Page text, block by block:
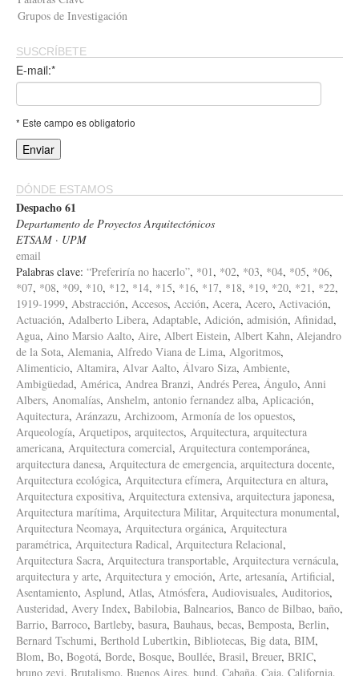
Grupos de Investigación
SUSCRÍBETE
E-mail:*
* Este campo es obligatorio
DÓNDE ESTAMOS
Despacho 61
Departamento de Proyectos Arquitectónicos
ETSAM · UPM
email
Palabras clave: “Preferiría no hacerlo”, *01 , *02, *03, *04, *05, *06,
*07, *08, *09, *10, *12, *14, *15, *16, *17, *18, *19, *20, *21 , *22,
1919-1999, Abstracción, Accesos, Acción, Acera, Acero, Activación,
Actuación, Adalberto Libera, Adaptable, Adición, admisión, Afinidad,
Agua, Aino Marsio Aalto, Aire, Albert Eistein, Albert Kahn, Alejandro
de la Sota, Alemania, Alfredo Viana de Lima, Algoritmos,
Alimenticio, Altamira, Alvar Aalto, Álvaro Siza, Ambiente,
Ambigüedad, América, Andrea Branzi, Andrés Perea, Ángulo, Anni
Albers, Anomalías, Anshelm, antonio fernandez alba, Aplicación,
Aquitectura, Aránzazu, Archizoom, Armonía de los opuestos,
Arqueología, Arquetipos, arquitectos, Arquitectura, arquitectura
americana, Arquitectura comercial, Arquitectura contemporánea,
arquitectura danesa, Arquitectura de emergencia, arquitectura docente,
Arquitectura ecológica, Arquitectura efímera, Arquitectura en altura,
Arquitectura expositiva, Arquitectura extensiva, arquitectura japonesa,
Arquitectura marítima, Arquitectura Militar, Arquitectura monumental,
Arquitectura Neomaya, Arquitectura orgánica, Arquitectura
paramétrica, Arquitectura Radical, Arquitectura Relacional,
Arquitectura Sacra, Arquitectura transportable, Arquitectura vernácula,
arquitectura y arte, Arquitectura y emoción, Arte, artesanía, Artificial,
Asentamiento, Asplund, Atlas, Atmósfera, Audiovisuales, Auditorios,
Austeridad, Avery Index, Babilobia, Balnearios, Banco de Bilbao, baño,
Barrio, Barroco, Bartleby, basura, Bauhaus, becas, Bemposta, Berlin,
Bernard Tschumi, Berthold Lubertkin, Bibliotecas, Big data, BIM,
Blom, Bo, Bogotá, Borde, Bosque, Boullée, Brasil, Breuer, BRIC,
bruno zevi, Brutalismo, Buenos Aires, bund, Cabaña, Caja, California,